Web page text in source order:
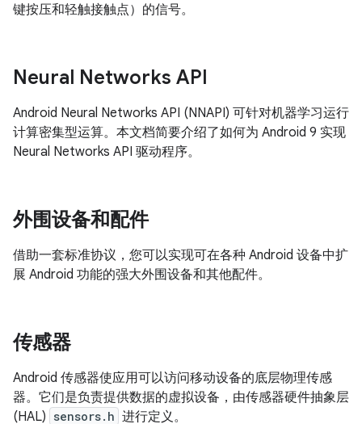
键按压和轻触接触点）的信号。
Neural Networks API
Android Neural Networks API (NNAPI) 可针对机器学习运行
计算密集型运算。本文档简要介绍了如何为 Android 9 实现
Neural Networks API 驱动程序。
外围设备和配件
借助一套标准协议，您可以实现可在各种 Android 设备中扩
展 Android 功能的强大外围设备和其他配件。
传感器
Android 传感器使应用可以访问移动设备的底层物理传感
器。它们是负责提供数据的虚拟设备，由传感器硬件抽象层
(HAL) sensors.h 进行定义。